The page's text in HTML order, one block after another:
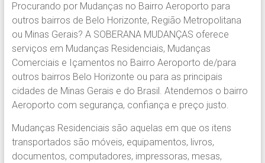
em
Içamentos
em
BH
e
Região.
Segurança,
Agilidade
Confiança.
31.2510-
Procurando por Mudanças no Bairro Aeroporto para
outros bairros de Belo Horizonte, Região Metropolitana
ou Minas Gerais? A SOBERANA MUDANÇAS oferece
serviços em Mudanças Residenciais, Mudanças
Comerciais e Içamentos no Bairro Aeroporto de/para
outros bairros Belo Horizonte ou para as principais
cidades de Minas Gerais e do Brasil. Atendemos o bairro
Aeroporto com segurança, confiança e preço justo.
Mudanças Residenciais são aquelas em que os itens
transportados são móveis, equipamentos, livros,
documentos, computadores, impressoras, mesas,